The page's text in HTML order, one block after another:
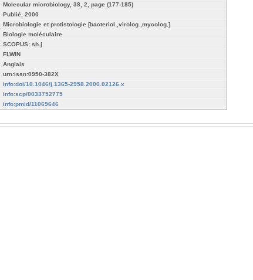
Molecular microbiology, 38, 2, page (177-185)
Publié, 2000
Microbiologie et protistologie [bacteriol.,virolog.,mycolog.]
Biologie moléculaire
SCOPUS: sh.j
FLWIN
Anglais
urn:issn:0950-382X
info:doi/10.1046/j.1365-2958.2000.02126.x
info:scp/0033752775
info:pmid/11069646